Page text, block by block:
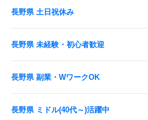
長野県 土日祝休み
長野県 未経験・初心者歓迎
長野県 副業・WワークOK
長野県 ミドル(40代～)活躍中